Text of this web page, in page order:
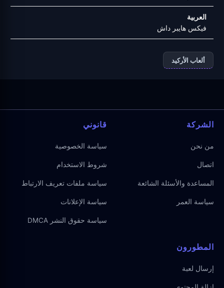
العربية
فيكس هايبر داش
ألعاب الأركيد
الشركة
من نحن
اتصال
المساعدة والأسئلة الشائعة
سياسة العمر
قانوني
سياسة الخصوصية
شروط الاستخدام
سياسة ملفات تعريف الارتباط
سياسة الإعلانات
سياسة حقوق النشر DMCA
المطورون
إرسال لعبة